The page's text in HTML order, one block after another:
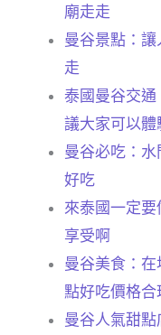
廟走走
曼谷景點：
走
泰國曼谷交通
議大家可以體
曼谷必吃：
好吃
來泰國一定要
享受啊
曼谷美食：
點好吃價格合
曼谷人氣甜